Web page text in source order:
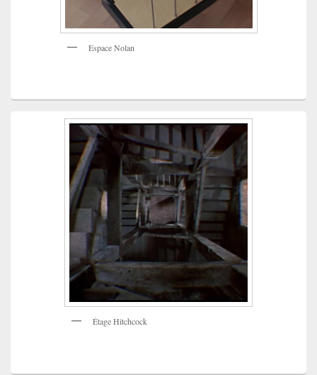
Espace Nolan
Étage Hitchcock